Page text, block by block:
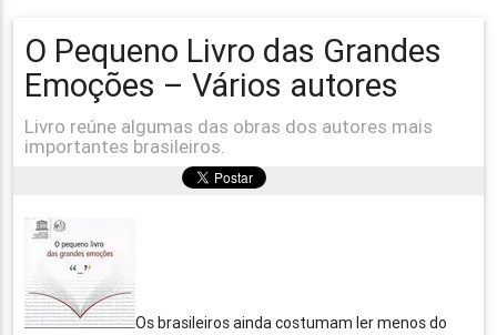
O Pequeno Livro das Grandes
Emoções – Vários autores
Livro reúne algumas das obras dos autores mais
importantes brasileiros.
Os brasileiros ainda costumam ler menos do